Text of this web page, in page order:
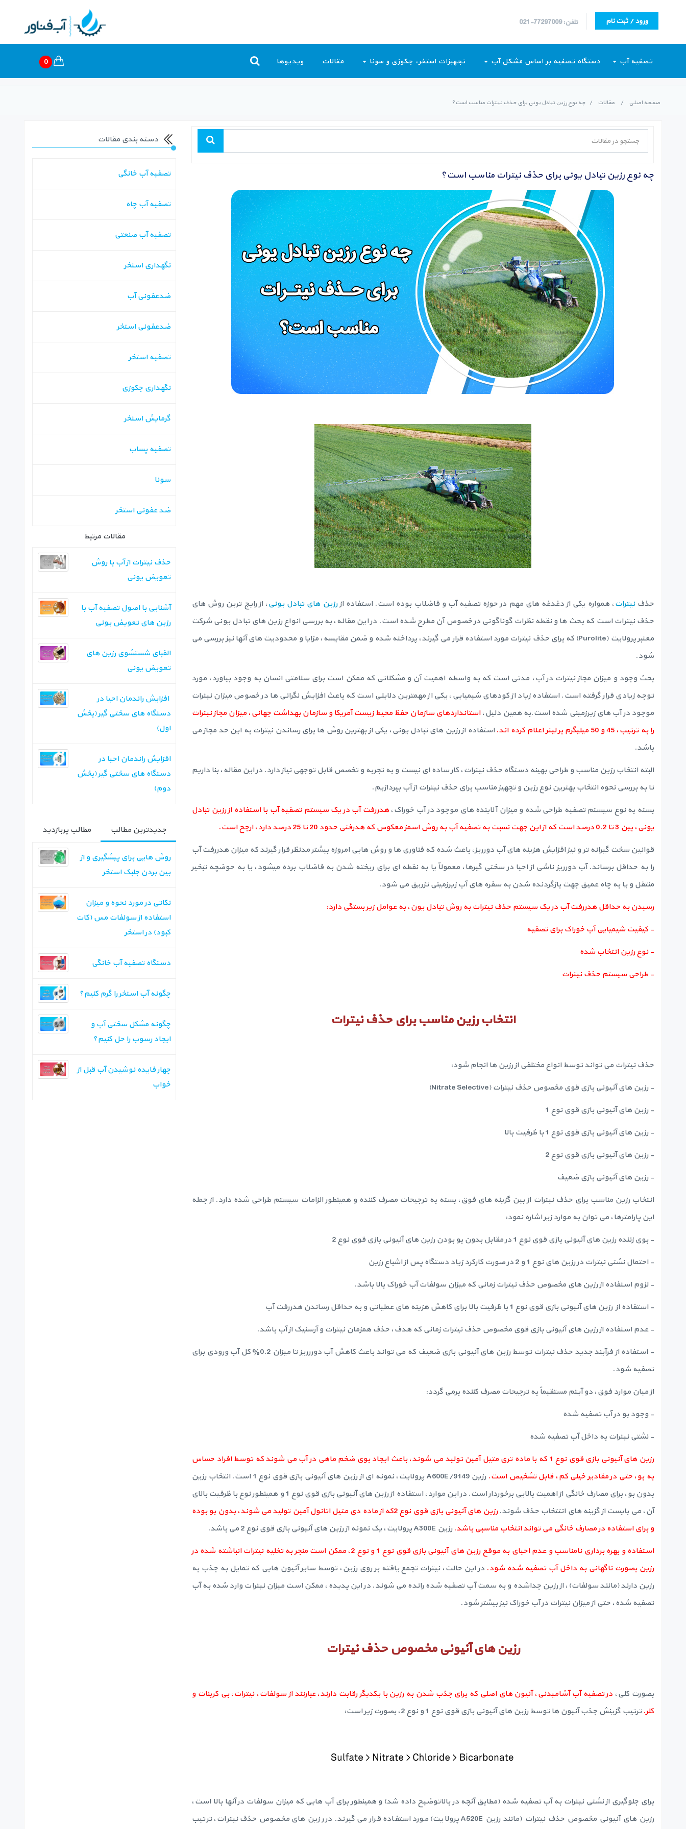
تلفن: 77297009-021 ورود / ثبت نام
تصفیه آب دستگاه تصفیه بر اساس مشکل آب تجهیزات استخر، جکوزی و سونا مقالات ویدیوها 0
صفحه اصلی / مقالات / چه نوع رزین تبادل یونی برای حذف نیترات مناسب است؟
چه نوع رزین تبادل یونی برای حذف نیترات مناسب است؟
حذفنیترات، همواره یکی از دغدغه های مهم در حوزه تصفیه آب و فاضلاب بوده است. استفاده ازرزین های تبادل یونی، از رایج ترین روش های
حذف نیترات است که بحث ها و نقطه نظرات گوناگونی در خصوص آن مطرح شده است. در این مقاله، به بررسی انواع رزین های تبادل یونی شرکت
معتبر پرولایت (Purolite) که برای حذف نیترات مورد استفاده قرار می گیرند، پرداخته شده و ضمن مقایسه، مزایا و محدودیت های آنها نیز بررسی می
شود.
بحث وجود و میزان مجاز نیترات در آب، مدتی است که به واسطه اهمیت آن و مشکلاتی که ممکن است برای سلامتی انسان به وجود بیاورد، مورد
توجه زیادی قرار گرفته است. استفاده زیاد از کودهای شیمیایی، یکی از مهمترین دلایلی است که باعث افزایش نگرانی ها در خصوص میزان نیترات
موجود در آب های زیرزمینی شده است.به همین دلیل،استانداردهای سازمان حفظ محیط زیست آمریکا و سازمان بهداشت جهانی، میزان مجاز نیترات
را به ترتیب، 45 و 50 میلیگرم بر لیتر اعلام کرده اند.
استفاده از رزین های تبادل یونی، یکی از بهترین روش ها برای رساندن نیترات به این حد مجاز می
باشد.
البته انتخاب رزین مناسب و طراحی بهینه دستگاه حذف نیترات، کار ساده ای نیست و به تجربه و تخصص قابل توجهی نیاز دارد. در این مقاله، بنا داریم
تا به بررسی نحوه انتخاب بهترین نوع رزین و تجهیز مناسب برای حذف نیترات از آب بپردازیم.
بسته به نوع سیستم تصفیه طراحی شده و میزان آلاینده های موجود در آب خوراک،هدررفت آب در یک سیستم تصفیه آب با استفاده از رزین تبادل
یونی، بین 3 تا 0.2 درصد است که از این جهت نسبت به تصفیه آب به روش اسمز معکوس که هدرفتی حدود 20 تا 25 درصد دارد، ارجح است.
قوانین سخت گیرانه تر و نیز افزایش هزینه های آب دورریز، باعث شده که فناوری ها و روش هایی امروزه بیشتر مدنظر قرار گیرند که میزان هدررفت آب
را به حداقل برساند. آب دورریز ناشی از احیا در سختی گیرها، معمولاً یا به نقطه ای برای ریخته شدن به فاضلاب برده میشود، یا به حوضچه تبخیر
منتقل و یا به چاه عمیق جهت بازگردنده شدن به سفره های آب زیرزمینی تزریق می شود.
رسیدن به حداقل هدررفت آب در یک سیستم حذف نیترات به روش تبادل یون، به عوامل زیر بستگی دارد:
- کیفیت شیمیایی آب خوراک برای تصفیه
- نوع رزین انتخاب شده
- طراحی سیستم حذف نیترات
انتخاب رزین مناسب برای حذف نیترات
حذف نیترات می تواند توسط انواع مختلفی از رزین ها انجام شود:
- رزین های آنیونی بازی قوی مخصوص حذف نیترات (Nitrate Selective)
- رزین های آنیونی بازی قوی نوع 1
- رزین های آنیونی بازی قوی نوع 1‏ با ظرفیت بالا
- رزین های آنیونی بازی قوی نوع 2
- رزین های آنیونی بازی ضعیف
انتخاب رزین مناسب برای حذف نیترات از بین گزینه های فوق، بسته به ترجیحات مصرف کننده و همینطور الزامات سیستم طراحی شده دارد. از جمله
این پارامترها، می توان به موارد زیر اشاره نمود:
- بوی زننده رزین های آنیونی بازی قوی نوع 1 در مقابل بدون بو بودن رزین های آنیونی بازی قوی نوع 2‏
- احتمال نشتی نیترات در رزین های نوع 1 و 2 در صورت کارکرد زیاد دستگاه پس از اشباع رزین
- لزوم استفاده از رزین های مخصوص حذف نیترات زمانی که میزان سولفات آب خوراک بالا باشد.
- استفاده از رزین های آنیونی بازی قوی نوع 1‏ با ظرفیت بالا برای کاهش هزینه های عملیاتی و به حداقل رساندن هدررفت آب
- عدم استفاده از رزین های آنیونی بازی قوی مخصوص حذف نیترات زمانی که هدف، حذف همزمان نیترات و آرسنیک از آب باشد.
- استفاده از فرآیند جدید حذف نیترات توسط رزین های آنیونی بازی ضعیف که می تواند باعث کاهش آب دوررریز تا میزان 0.2% کل آب ورودی برای
تصفیه شود.
از میان موارد فوق، دو آیتم مستقیماً به ترجیحات مصرف کننده برمی گردد:
- وجود بو در آب تصفیه شده
- نشتی نیترات به داخل آب تصفیه شده
رزین های آنیونی بازی قوی نوع 1 ‏که با ماده تری متیل آمین تولید می شوند، باعث ایجاد بوی ضخم ماهی در آب می شوند که توسط افراد حساس
به بو، حتی در مقادیر خیلی کم، قابل تشخیص است.
رزین A600E/9149 پرولایت، نمونه ای از رزین های آنیونی بازی قوی نوع 1 است. انتخاب رزین
بدون بو، برای مصارف خانگی از اهمیت بالایی برخوردار است. در این موارد، استفاده از رزین های آنیونی بازی قوی نوع 1 و همینطور نوع با ظرفیت بالای
آن، می بایست از گزینه های انتتخاب حذف شوند.
رزین های آنیونی بازی قوی نوع 2که از ماده دی متیل اتانول آمین تولید می شوند، بدون بو بوده
و برای استفاده در مصارف خانگی می تواند انتخاب مناسبی باشد. رزین A300E پرولایت، یک نمونه از رزین های آنیونی بازی قوی نوع 2 می باشد.
استفاده و بهره برداری نامناسب و عدم احیای به موقع رزین های آنیونی بازی قوی نوع 1 و نوع 2، ممکن است منجر به تخلیه نیترات انباشته شده در
رزین بصورت ناگهانی به داخل آب تصفیه شده شود. در این حالت، نیترات تجمع یافته بر روی رزین، توسط سایر آنیون هایی که تمایل به جذب به
رزین دارند (مانند سولفات)، از رزین جداشده و به سمت آب تصفیه شده رانده می شوند. در این پدیده، ممکن است میزان نیترات وارد شده به آب
تصفیه شده، حتی از میزان نیترات در آب خوراک نیز بیشتر شود.
رزین های آنیونی مخصوص حذف نیترات
بصورت کلی، در تصفیه آب آشامیدنی، آنیون های اصلی که برای جذب شدن به رزین با یکدیگر رقابت دارند، عبارتند از سولفات، نیترات، بی کربنات و
کلر. ترتیب گزینش جذب آنیون ها توسط رزین های آنیونی بازی قوی نوع 1 و نوع 2، بصورت زیر است:
برای جلوگیری از نشتی نیترات به آب تصفیه شده (مطابق آنچه در بالاتوضیح داده شد) و همینطور برای آب هایی که میزان سولفات در آنها بالا است،
رزین های آنیونی مخصوص حذف نیترات (مانند رزین A520E پرولایت) مورد استفاده قرار می گیرند. در رزین های مخصوص حذف نیترات، ترتیب
دسته بندی مقالات
تصفیه آب خانگی
تصفیه آب چاه
تصفیه آب صنعتی
نگهداری استخر
ضدعفونی آب
ضدعفونی استخر
تصفیه استخر
نگهداری جکوزی
گرمایش استخر
تصفیه پساب
سونا
ضد عفونی استخر
مقالات مرتبط
حذف نیترات از آب با روش
تعویض یونی
آشنایی با اصول تصفیه آب با
رزین های تعویض یونی
الفبای شستشوی رزین های
تعویض یونی
‏ افزایش راندمان احیا در
دستگاه های سختی گیر (بخش
اول)‏
افزایش راندمان احیا در
دستگاه های سختی گیر (بخش
دوم)‏
جدیدترین مطالب مطالب پربازدید
روش هایی برای پیشگیری و از
بین بردن جلبک استخر
نکاتی در مورد نحوه و میزان
استفاده از سولفات مس (کات
کبود) در استخر
دستگاه تصفیه آب خانگی
چگونه آب استخر را گرم کنیم؟
چگونه مشکل سختی آب و
ایجاد رسوب را حل کنیم؟
چهار فایده نوشیدن آب قبل از
خواب